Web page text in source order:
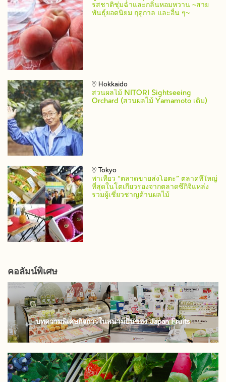
รสชาติชุ่มฉ่ำและกลิ่นหอมหวาน ~สาย
พันธุ์ยอดนิยม ฤดูกาล และอื่น ๆ~
Hokkaido
สวนผลไม้ NITORI Sightseeing
Orchard (สวนผลไม้ Yamamoto เดิม)
Tokyo
พาเที่ยว “ตลาดขายส่งโอตะ” ตลาดที่ใหญ่
ที่สุดในโตเกียวรองจากตลาดซึกิจิแหล่ง
รวมผู้เชี่ยวชาญด้านผลไม้
คอลัมน์พิเศษ
บทความพิเศษกิจการในสนามบินของ Japan Fruits